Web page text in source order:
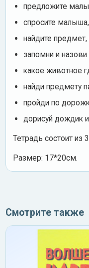
предложите
спросите
найдите
запомни и назови
какое животное
найди предмету
пройди по
дорисуй дождик
Тетрадь состоит из
Размер: 17*20см.
Смотрите также